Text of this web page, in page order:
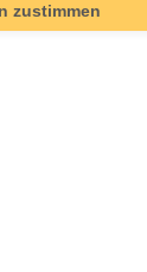
zustimmen